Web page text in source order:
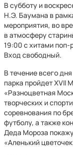
В субботу и
Н.Э. Баумана в
мероприятия, во
в атмосферу
19:00 с хитами поп-
Вход свободный.
В течение всего
парка пройдет
«Разноцветная
творческих и
соревнования по
футболу, а также
Деда Мороза
«Аленький